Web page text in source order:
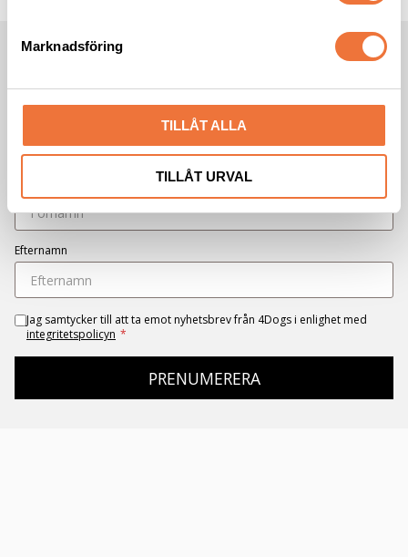
Marknadsföring
TILLÅT ALLA
TILLÅT URVAL
*Obligatoriskt fält
Efternamn
Jag samtycker till att ta emot nyhetsbrev från 4Dogs i enlighet med
integritetspolicyn *
PRENUMERERA